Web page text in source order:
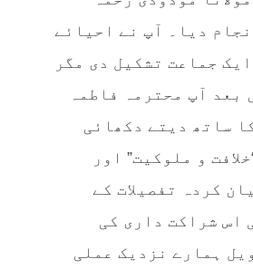
دیا۔ آپ نے احیائے
ایک جماعت تشکیل دی مگر
بعد آپ محترمہ فاطمہ
ساتھ دیتے دکھائی
و ملوکیت” اور
کردہ تفصیلات کے
اس شراکت داری کی
ہمارے نزدیک عملی